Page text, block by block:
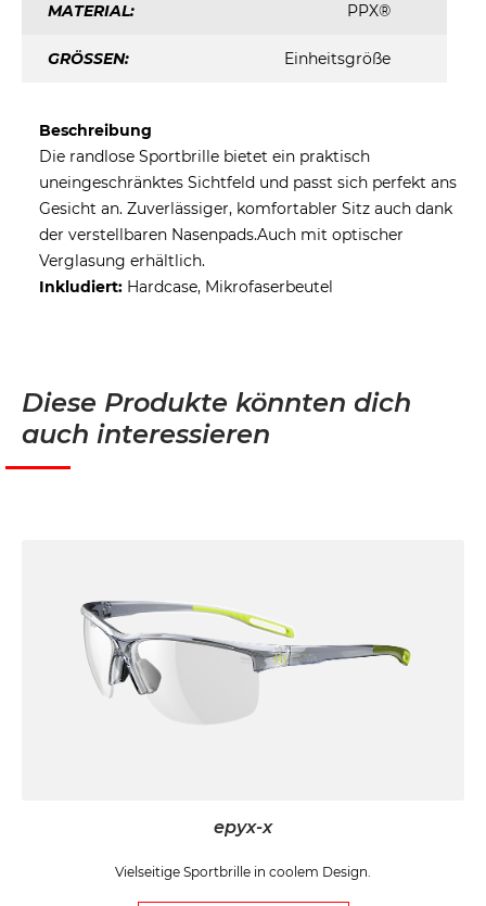
MATERIAL: PPX®
GRÖSSEN: Einheitsgröße
Beschreibung
Die randlose Sportbrille bietet ein praktisch
uneingeschränktes Sichtfeld und passt sich perfekt ans
Gesicht an. Zuverlässiger, komfortabler Sitz auch dank
der verstellbaren Nasenpads.Auch mit optischer
Verglasung erhältlich.
Inkludiert: Hardcase, Mikrofaserbeutel
Diese Produkte könnten dich
auch interessieren
epyx-x
Vielseitige Sportbrille in coolem Design.